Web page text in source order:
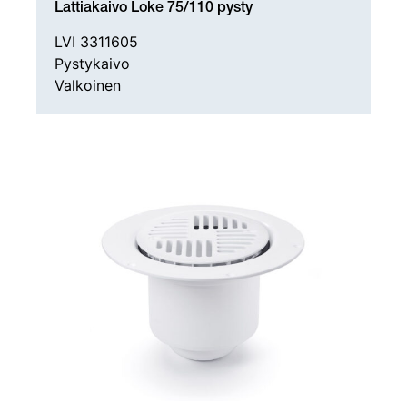
Lattiakaivo Loke 75/110 pysty
LVI 3311605
Pystykaivo
Valkoinen